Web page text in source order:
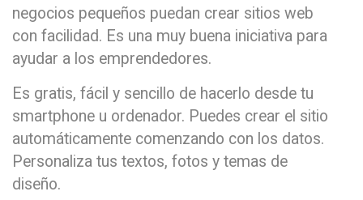
negocios pequeños puedan crear sitios web
con facilidad. Es una muy buena iniciativa para
ayudar a los emprendedores.
Es gratis, fácil y sencillo de hacerlo desde tu
smartphone u ordenador. Puedes crear el sitio
automáticamente comenzando con los datos.
Personaliza tus textos, fotos y temas de
diseño.